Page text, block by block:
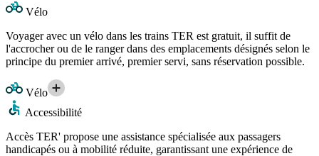
Vélo
Voyager avec un vélo dans les trains TER est gratuit, il suffit de
l'accrocher ou de le ranger dans des emplacements désignés selon le
principe du premier arrivé, premier servi, sans réservation possible.
Vélo
Accessibilité
Accès TER' propose une assistance spécialisée aux passagers
handicapés ou à mobilité réduite, garantissant une expérience de